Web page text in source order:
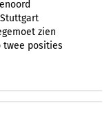
zien
twee posities